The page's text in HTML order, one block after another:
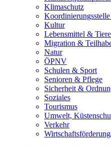
Klimaschutz
Kultur
Lebensmittel & Tiere
Migration &
Natur
ÖPNV
Schulen & Sport
Senioren & Pflege
Sicherheit &
Soziales
Tourismus
Umwelt,
Verkehr